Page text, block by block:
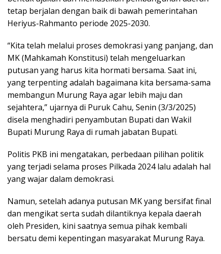
tetap berjalan dengan baik di bawah pemerintahan
Heriyus-Rahmanto periode 2025-2030.
“Kita telah melalui proses demokrasi yang panjang, dan
MK (Mahkamah Konstitusi) telah mengeluarkan
putusan yang harus kita hormati bersama. Saat ini,
yang terpenting adalah bagaimana kita bersama-sama
membangun Murung Raya agar lebih maju dan
sejahtera,” ujarnya di Puruk Cahu, Senin (3/3/2025)
disela menghadiri penyambutan Bupati dan Wakil
Bupati Murung Raya di rumah jabatan Bupati.
Politis PKB ini mengatakan, perbedaan pilihan politik
yang terjadi selama proses Pilkada 2024 lalu adalah hal
yang wajar dalam demokrasi.
Namun, setelah adanya putusan MK yang bersifat final
dan mengikat serta sudah dilantiknya kepala daerah
oleh Presiden, kini saatnya semua pihak kembali
bersatu demi kepentingan masyarakat Murung Raya.